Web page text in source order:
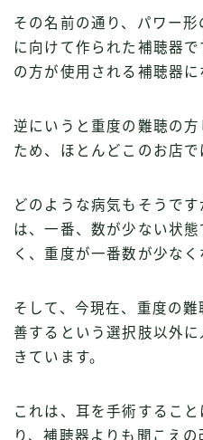
その名前の通り、パワー
に向けて作られた補聴器
の方が使用される補聴器に
逆にいうと重度の難聴の
ため、ほとんどこのお店で
どのような病気もそうで
は、一番、数が少ない状
く、重度が一番数が少なく
そして、今現在、重度の
善するという選択肢以外
きています。
これは、耳を手術するこ
り、補聴器よりも聞こえ